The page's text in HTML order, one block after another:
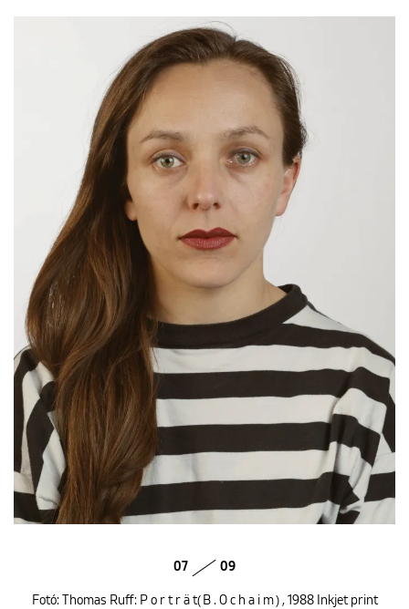
07 09
Fotó: Thomas Ruff: P o r t r ä t( B . O c h a i m ) , 1988 Inkjet print